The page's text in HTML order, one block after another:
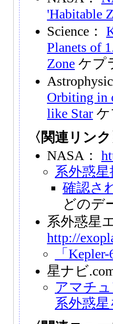
'Habitable
Science：
Planets of
Zone ケプ
Orbiting in
like Star
〈関連リンク
NASA：
系外惑
確認さ
どのデ
系外惑星
http://
「
星ナビ
アマチ
系外惑星